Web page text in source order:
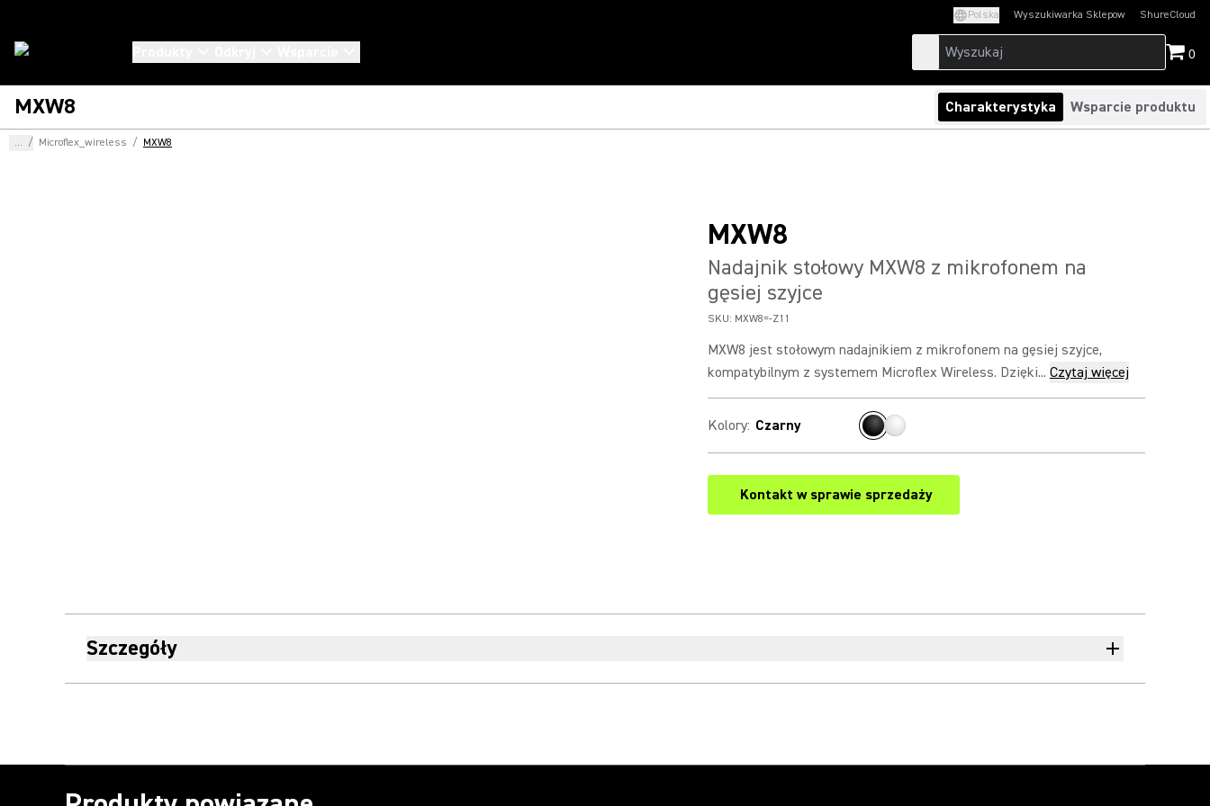
Polska Wyszukiwarka Sklepow ShureCloud
(Opens in a new
0
MXW8 Charakterystyka Wsparcie produktu
... / Microflex_wireless / MXW8
MXW8
Nadajnik stołowy MXW8 z mikrofonem na
gęsiej szyjce
SKU: MXW8=-Z11
MXW8 jest stołowym nadajnikiem z mikrofonem na gęsiej szyjce,
kompatybilnym z systemem Microflex Wireless. Dzięki... Czytaj więcej
Kolory: Czarny
Kontakt w sprawie sprzedaży
Szczegóły